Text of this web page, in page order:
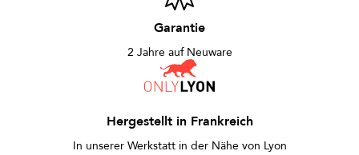
Garantie
2 Jahre auf Neuware
Hergestellt in Frankreich
In unserer Werkstatt in der Nähe von Lyon